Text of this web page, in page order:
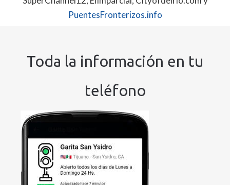
PuentesFronterizos.info
Toda la información en tu
teléfono